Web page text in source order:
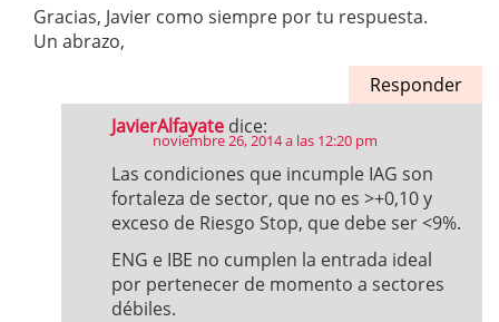
Gracias, Javier como siempre por tu respuesta.
Un abrazo,
Responder
JavierAlfayate dice:
noviembre 26, 2014 a las 12:20 pm
Las condiciones que incumple IAG son
fortaleza de sector, que no es >+0,10 y
exceso de Riesgo Stop, que debe ser <9%.
ENG e IBE no cumplen la entrada ideal
por pertenecer de momento a sectores
débiles.